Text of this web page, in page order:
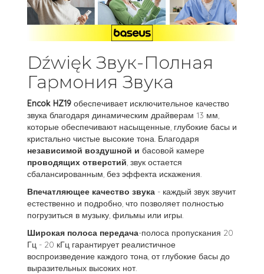
Dźwięk Звук-Полная
Гармония Звука
Encok HZ19 обеспечивает исключительное качество
звука благодаря динамическим драйверам 13 мм,
которые обеспечивают насыщенные, глубокие басы и
кристально чистые высокие тона. Благодаря
независимой воздушной и басовой камере
проводящих отверстий, звук остается
сбалансированным, без эффекта искажения.
Впечатляющее качество звука - каждый звук звучит
естественно и подробно, что позволяет полностью
погрузиться в музыку, фильмы или игры.
Широкая полоса передача-полоса пропускания 20
Гц - 20 кГц гарантирует реалистичное
воспроизведение каждого тона, от глубокие басы до
выразительных высоких нот.